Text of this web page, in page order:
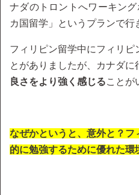
ナダのトロントへワーキン
カ国留学」というプランで行
フィリピン留学中にフィリピ
とがありましたが、カナダに
良さをより強く感じることが
なぜかというと、意外と？
的に勉強するために優れた環